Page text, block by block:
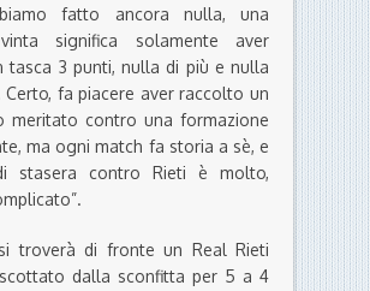
fatto ancora nulla, una
significa solamente aver
tasca 3 punti, nulla di più e nulla
Certo, fa piacere aver raccolto un
meritato contro una formazione
ma ogni match fa storia a sè, e
stasera contro Rieti è molto,
troverà di fronte un Real Rieti
dalla sconfitta per 5 a 4